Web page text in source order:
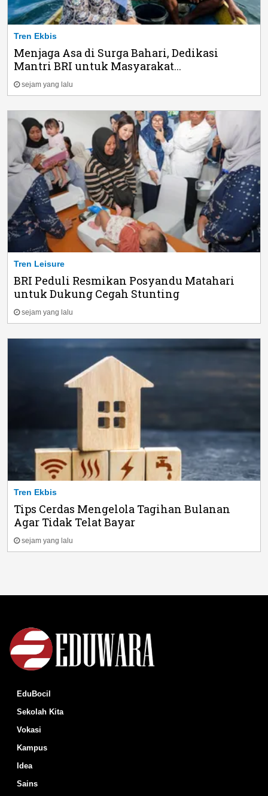
Tren Ekbis
Menjaga Asa di Surga Bahari, Dedikasi
Mantri BRI untuk Masyarakat...
sejam yang lalu
Tren Leisure
BRI Peduli Resmikan Posyandu Matahari
untuk Dukung Cegah Stunting
sejam yang lalu
Tren Ekbis
Tips Cerdas Mengelola Tagihan Bulanan
Agar Tidak Telat Bayar
sejam yang lalu
EduBocil
Sekolah Kita
Vokasi
Kampus
Idea
Sains